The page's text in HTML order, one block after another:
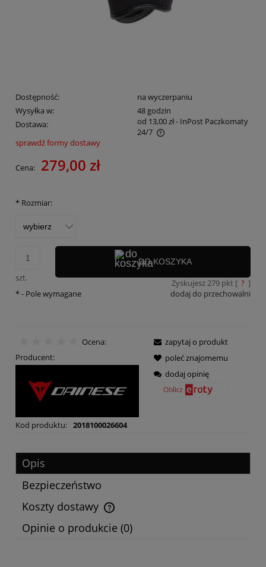
Dostępność:
na wyczerpaniu
Wysyłka w:
48 godzin
Dostawa:
od 13,00 zł- InPost Paczkomaty
24/7
Cena nie zawiera ewentualnych kosztów płatności
sprawdź formy dostawy
Cena: 279,00 zł
* Rozmiar:
szt.
DO KOSZYKA
Zyskujesz279pkt [ ? ]
dodaj do przechowalni
*- Pole wymagane
Ocena:
Producent:
Kod produktu: 2018100026604
zapytaj o produkt
poleć znajomemu
dodaj opinię
Opis
Bezpieczeństwo
Koszty dostawy
Cena nie zawiera ewentualnych kosztów płatności
Opinie o produkcie (0)